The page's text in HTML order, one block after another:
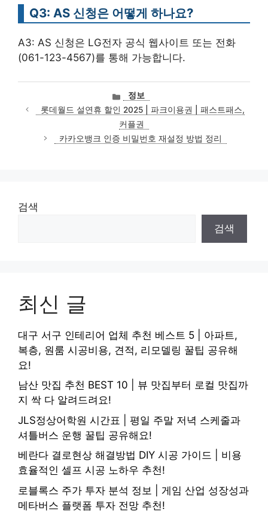
Q3: AS 신청은 어떻게 하나요?
A3: AS 신청은 LG전자 공식 웹사이트 또는 전화
(061-123-4567)를 통해 가능합니다.
카
테
고
리
정보
롯데월드 설연휴 할인 2025 | 파크이용권 | 패스트패스,
커플권
카카오뱅크 인증 비밀번호 재설정 방법 정리
검색
검색
최신 글
대구 서구 인테리어 업체 추천 베스트 5 | 아파트,
복층, 원룸 시공비용, 견적, 리모델링 꿀팁 공유해
요!
남산 맛집 추천 BEST 10 | 뷰 맛집부터 로컬 맛집까
지 싹 다 알려드려요!
JLS정상어학원 시간표 | 평일 주말 저녁 스케줄과
셔틀버스 운행 꿀팁 공유해요!
베란다 결로현상 해결방법 DIY 시공 가이드 | 비용
효율적인 셀프 시공 노하우 추천!
로블록스 주가 투자 분석 정보 | 게임 산업 성장성과
메타버스 플랫폼 투자 전망 추천!